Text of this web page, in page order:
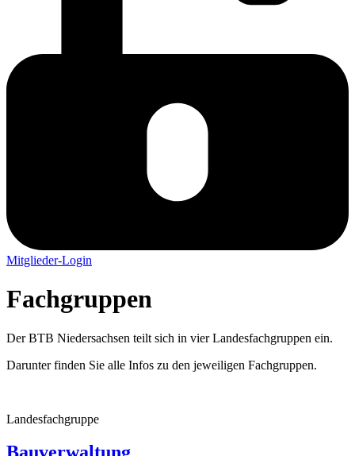
Mitglieder-Login
Fach­gruppen
Der BTB Nieder­sachsen teilt sich in vier Landes­fach­gruppen ein.
Darunter finden Sie alle Infos zu den jewei­ligen Fachgruppen.
Landes­fach­gruppe